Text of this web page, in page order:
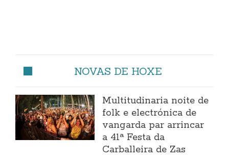
NOVAS DE HOXE
Multitudinaria noite de
folk e electrónica de
vangarda par arrincar
a 41ª Festa da
Carballeira de Zas